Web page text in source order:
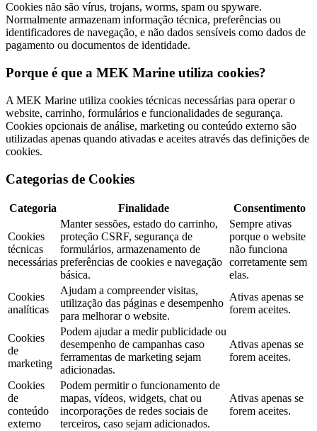
Cookies não são vírus, trojans, worms, spam ou spyware.
Normalmente armazenam informação técnica, preferências ou
identificadores de navegação, e não dados sensíveis como dados de
pagamento ou documentos de identidade.
Porque é que a MEK Marine utiliza cookies?
A MEK Marine utiliza cookies técnicas necessárias para operar o
website, carrinho, formulários e funcionalidades de segurança.
Cookies opcionais de análise, marketing ou conteúdo externo são
utilizadas apenas quando ativadas e aceites através das definições de
cookies.
Categorias de Cookies
Categoria Finalidade Consentimento
Cookies
técnicas
necessárias
Manter sessões, estado do carrinho,
proteção CSRF, segurança de
formulários, armazenamento de
preferências de cookies e navegação
básica.
Sempre ativas
porque o website
não funciona
corretamente sem
elas.
Cookies
analíticas
Ajudam a compreender visitas,
utilização das páginas e desempenho
para melhorar o website.
Ativas apenas se
forem aceites.
Cookies
de
marketing
Podem ajudar a medir publicidade ou
desempenho de campanhas caso
ferramentas de marketing sejam
adicionadas.
Ativas apenas se
forem aceites.
Cookies
de
conteúdo
externo
Podem permitir o funcionamento de
mapas, vídeos, widgets, chat ou
incorporações de redes sociais de
terceiros, caso sejam adicionados.
Ativas apenas se
forem aceites.